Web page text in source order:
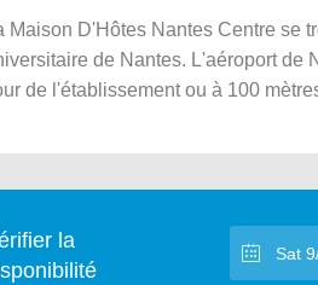
Maison D'Hôtes Nantes Centre se
de Nantes. L'aéroport de
de l'établissement ou à 100
la